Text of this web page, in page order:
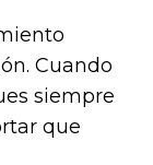
Cuando
siempre
que